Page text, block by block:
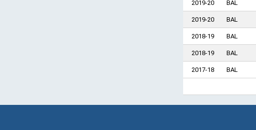
2019-20 BAL
2019-20 BAL
2018-19 BAL
2018-19 BAL
2017-18 BAL